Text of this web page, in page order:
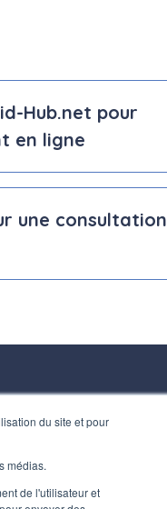
du site et pour
médias.
de l'utilisateur et
Hub.net pour
en ligne
une consultation
LIENS UTILES